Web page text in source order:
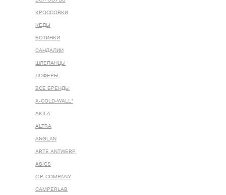
КРОССОВКИ
КЕДЫ
БОТИНКИ
САНДАЛИИ
ШЛЕПАНЦЫ
ЛОФЕРЫ
ВСЕ БРЕНДЫ
A-COLD-WALL*
AKILA
ALTRA
ANGLAN
ARTE ANTWERP
ASICS
C.P. COMPANY
CAMPERLAB